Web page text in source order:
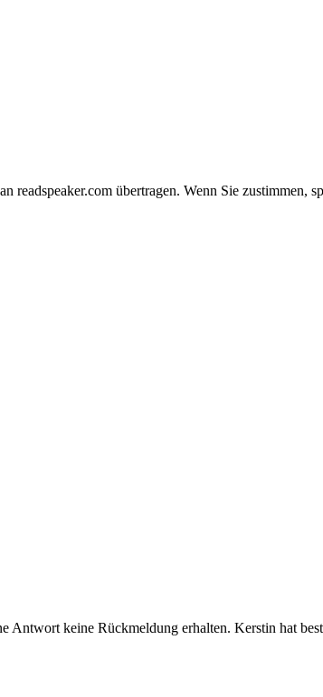
readspeaker.com übertragen. Wenn Sie
keine Rückmeldung erhalten. Kerstin hat